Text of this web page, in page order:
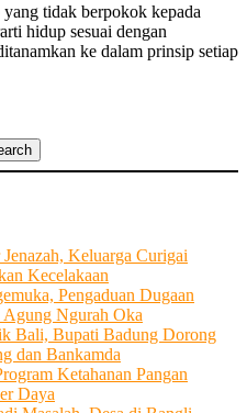
yang tidak berpokok kepada
hidup sesuai dengan
ke dalam prinsip setiap
Keluarga Curigai
Kecelakaan
Pengaduan Dugaan
Agung Ngurah Oka
Bali, Bupati Badung Dorong
dan Bankamda
Ketahanan Pangan
Daya